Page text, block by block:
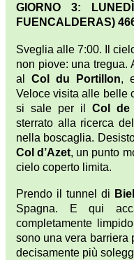
GIORNO 3:
FUENCALDERAS)
Sveglia alle 7:00. Il
non piove: una tregua.
alCol du Portillon,
Veloce visita alle belle
si sale per il Col de
sterrato alla ricerca
nella boscaglia.
Col d’Azet, un punto
cielo coperto limita.
Prendo il tunnel di
Spagna. E qui
completamente
sono una vera barriera
decisamente più